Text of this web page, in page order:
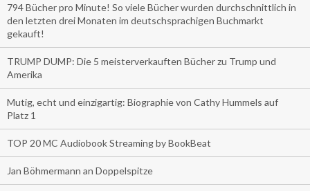
794 Bücher pro Minute! So viele Bücher wurden durchschnittlich in
den letzten drei Monaten im deutschsprachigen Buchmarkt
gekauft!
TRUMP DUMP: Die 5 meisterverkauften Bücher zu Trump und
Amerika
Mutig, echt und einzigartig: Biographie von Cathy Hummels auf
Platz 1
TOP 20 MC Audiobook Streaming by BookBeat
Jan Böhmermann an Doppelspitze